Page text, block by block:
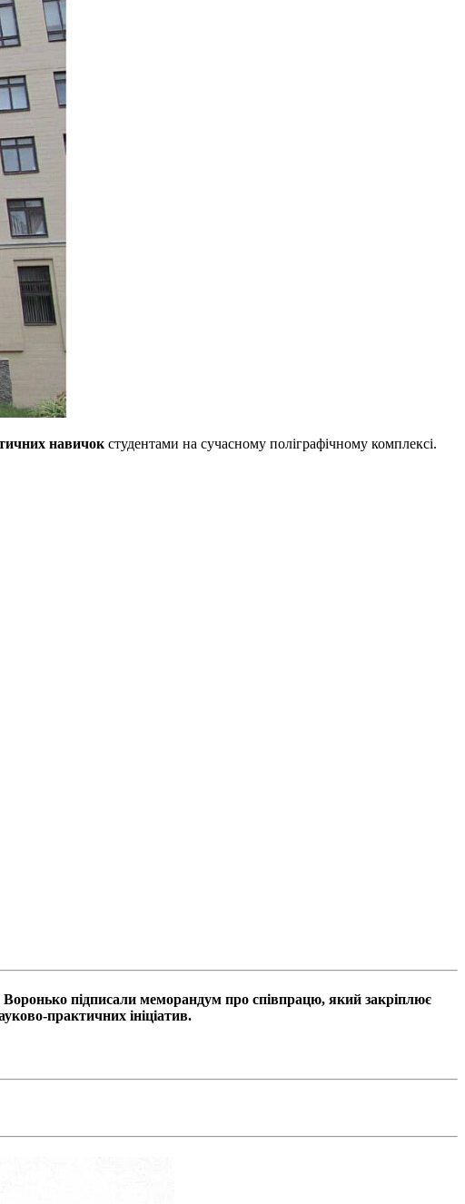
навичокстудентами на сучасному поліграфічному комплексі.
Воронько підписали меморандум про співпрацю, який закріплює
практичних ініціатив.